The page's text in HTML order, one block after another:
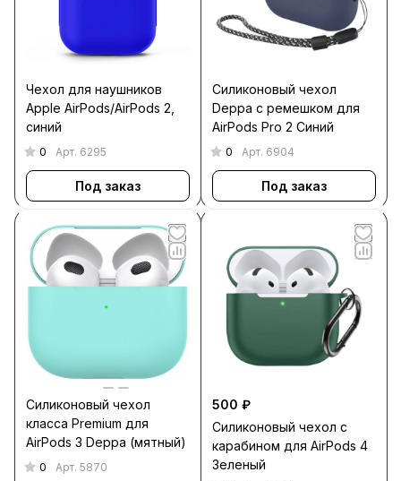
Чехол для наушников
Apple AirPods/AirPods 2,
синий
0 Арт. 6295
Под заказ
Силиконовый чехол
Deppa c ремешком для
AirPods Pro 2 Синий
0 Арт. 6904
Под заказ
Силиконовый чехол
класса Premium для
AirPods 3 Deppa (мятный)
0 Арт. 5870
500 ₽
Силиконовый чехол c
карабином для AirPods 4
Зеленый